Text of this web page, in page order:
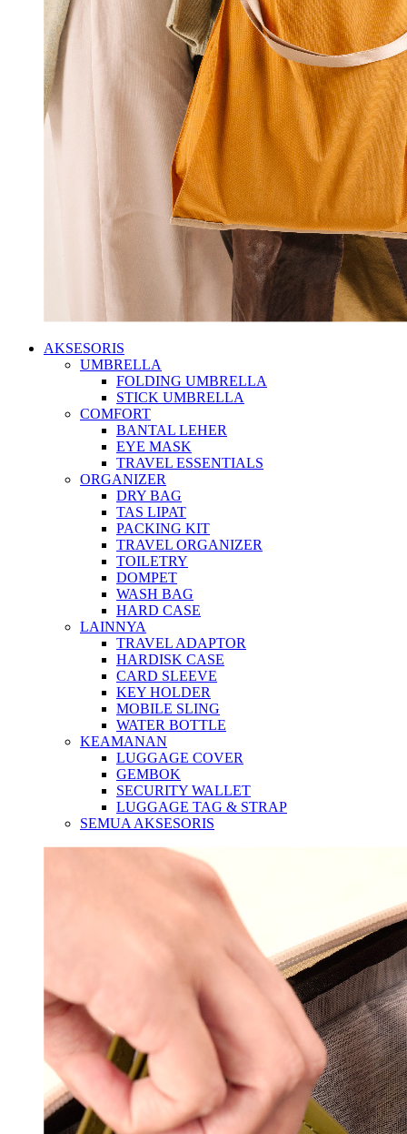
AKSESORIS
UMBRELLA
FOLDING UMBRELLA
STICK UMBRELLA
COMFORT
BANTAL LEHER
EYE MASK
TRAVEL ESSENTIALS
ORGANIZER
DRY BAG
TAS LIPAT
PACKING KIT
TRAVEL ORGANIZER
TOILETRY
DOMPET
WASH BAG
HARD CASE
LAINNYA
TRAVEL ADAPTOR
HARDISK CASE
CARD SLEEVE
KEY HOLDER
MOBILE SLING
WATER BOTTLE
KEAMANAN
LUGGAGE COVER
GEMBOK
SECURITY WALLET
LUGGAGE TAG & STRAP
SEMUA AKSESORIS